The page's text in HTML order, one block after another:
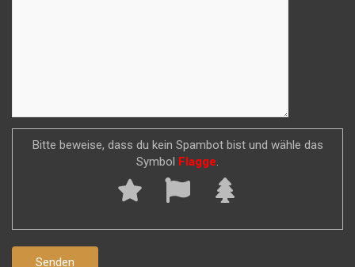
Bitte beweise, dass du kein Spambot bist und wähle das
Symbol
Flagge.